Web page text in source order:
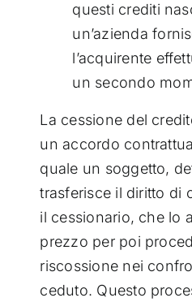
questi crediti
un’azienda
l’acquirente
un secondo
La cessione del
un accordo
quale un soggetto,
trasferisce il diritto di
il cessionario, che lo
prezzo per poi
riscossione nei
ceduto. Questo